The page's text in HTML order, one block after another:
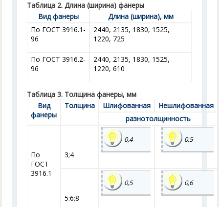
Таблица 2. Длина (ширина) фанеры
Вид фанеры
Длина (ширина), мм
По ГОСТ 3916.1-
96
2440, 2135, 1830, 1525,
1220, 725
По ГОСТ 3916.2-
96
2440, 2135, 1830, 1525,
1220, 610
Таблица 3. Толщина фанеры, мм
Вид
фанеры
Толщина Шлифованная
Нешлифованная
разнотолщинность
По
ГОСТ
3916.1
3;4
0,4 0,5
5:6;8
0,5 0,6